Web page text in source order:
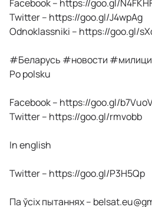
Facebook – https://goo.gl/
Twitter – https://goo.gl/J4wpAg
Odnoklassniki – https://goo.gl/
#Беларусь #новости
Po polsku
Facebook – https://goo.gl/
Twitter – https://goo.gl/rmvobb
In english
Twitter – https://goo.gl/P3H5Qp
Па ўсіх пытаннях –